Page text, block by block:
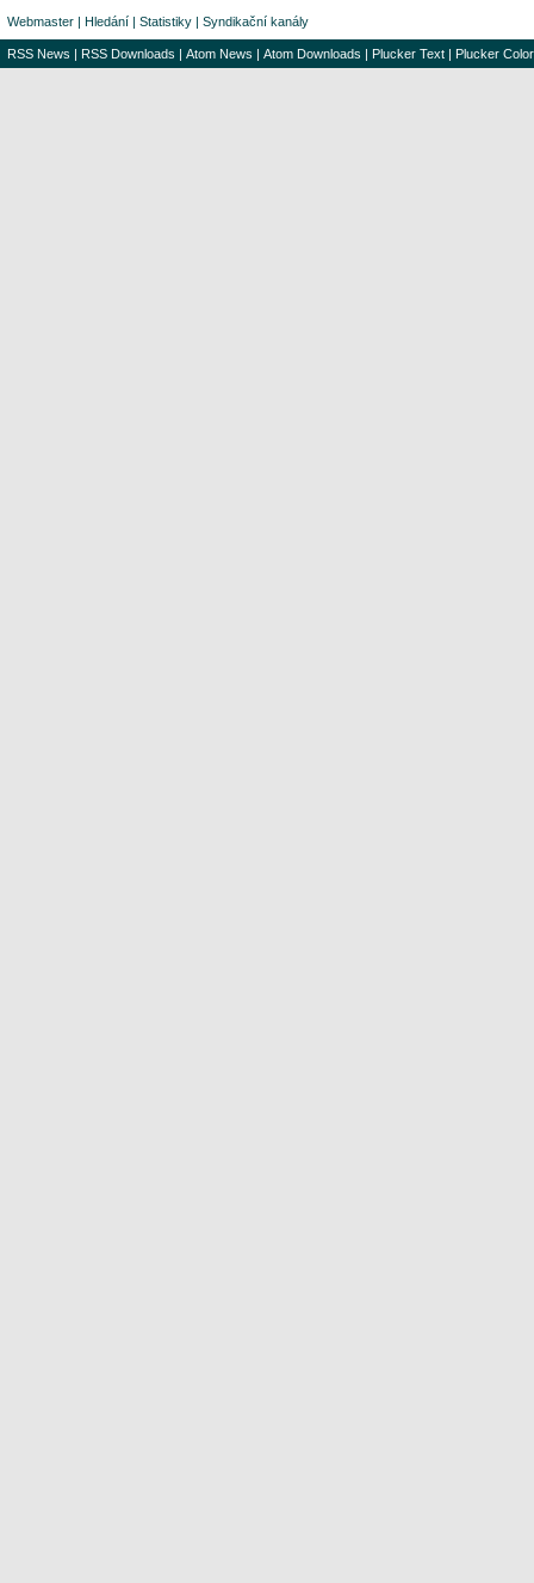
Webmaster | Hledání | Statistiky | Syndikační kanály
RSS News | RSS Downloads | Atom News | Atom Downloads | Plucker Text | Plucker Color